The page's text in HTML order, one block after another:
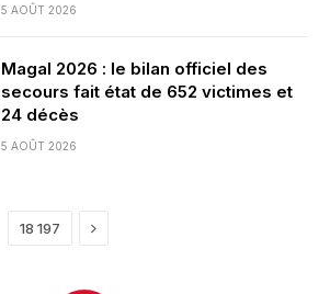
5 AOÛT 2026
Magal 2026 : le bilan officiel des
secours fait état de 652 victimes et
24 décès
5 AOÛT 2026
18 197 Next